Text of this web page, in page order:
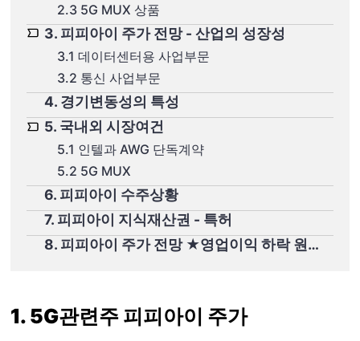
2.3 5G MUX 상품
3. 피피아이 주가 전망 - 산업의 성장성
3.1 데이터센터용 사업부문
3.2 통신 사업부문
4. 경기변동성의 특성
5. 국내외 시장여건
5.1 인텔과 AWG 단독계약
5.2 5G MUX
6. 피피아이 수주상황
7. 피피아이 지식재산권 - 특허
8. 피피아이 주가 전망 ★영업이익 하락 원인★과 2021년 이후
1. 5G관련주 피피아이 주가